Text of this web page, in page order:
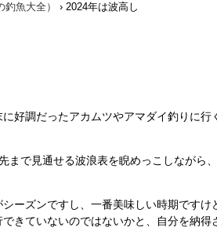
魚大全） › 2024年は波高し
好調だったアカムツやアマダイ釣りに
まで見通せる波浪表を睨めっこしながら
シーズンですし、一番美味しい時期で
きていないのではないかと、自分を納得